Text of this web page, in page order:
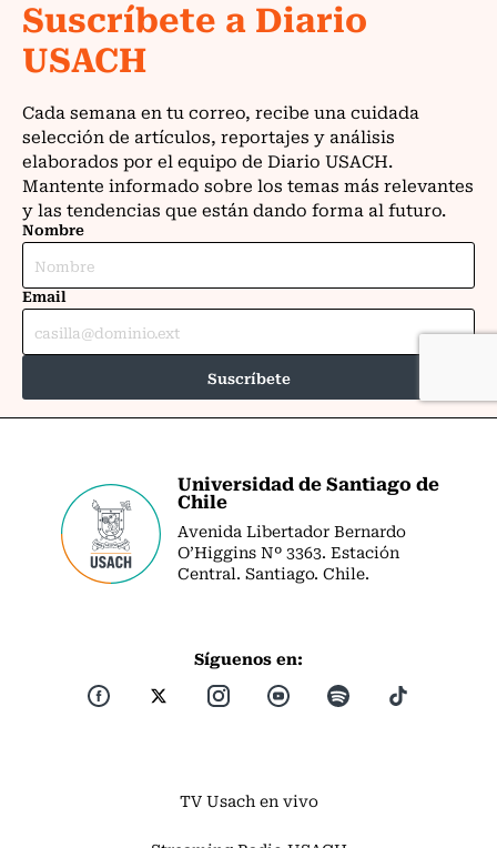
Universidad de Santiago de
Chile
Avenida Libertador Bernardo
O’Higgins Nº 3363. Estación
Central. Santiago. Chile.
Síguenos en:
TV Usach en vivo